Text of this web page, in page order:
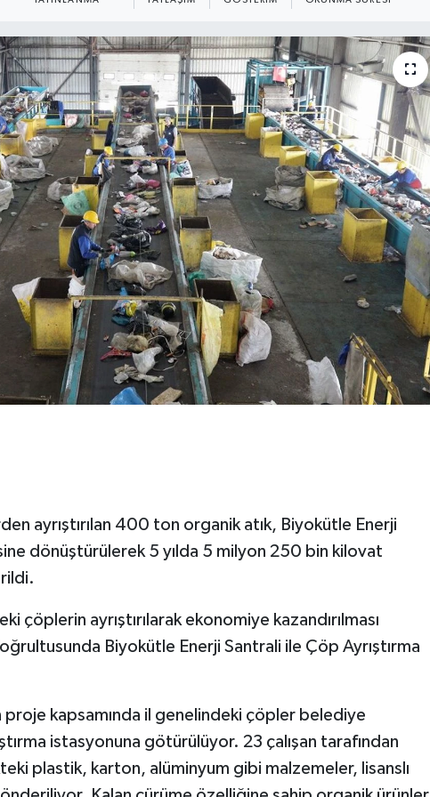
ayrıştırılan 400 ton organik atık, Biyokütle Enerji
dönüştürülerek 5 yılda 5 milyon 250 bin kilovat
çöplerin ayrıştırılarak ekonomiye kazandırılması
Biyokütle Enerji Santrali ile Çöp Ayrıştırma
kapsamında il genelindeki çöpler belediye
istasyonuna götürülüyor. 23 çalışan tarafından
plastik, karton, alüminyum gibi malzemeler, lisanslı